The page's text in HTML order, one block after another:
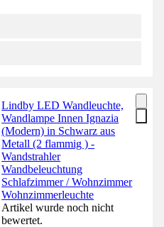
Lindby LED Wandleuchte,
Wandlampe Innen Ignazia
(Modern) in Schwarz aus
Metall (2 flammig ) -
Wandstrahler
Wandbeleuchtung
Schlafzimmer / Wohnzimmer
Wohnzimmerleuchte
Artikel wurde noch nicht
bewertet.